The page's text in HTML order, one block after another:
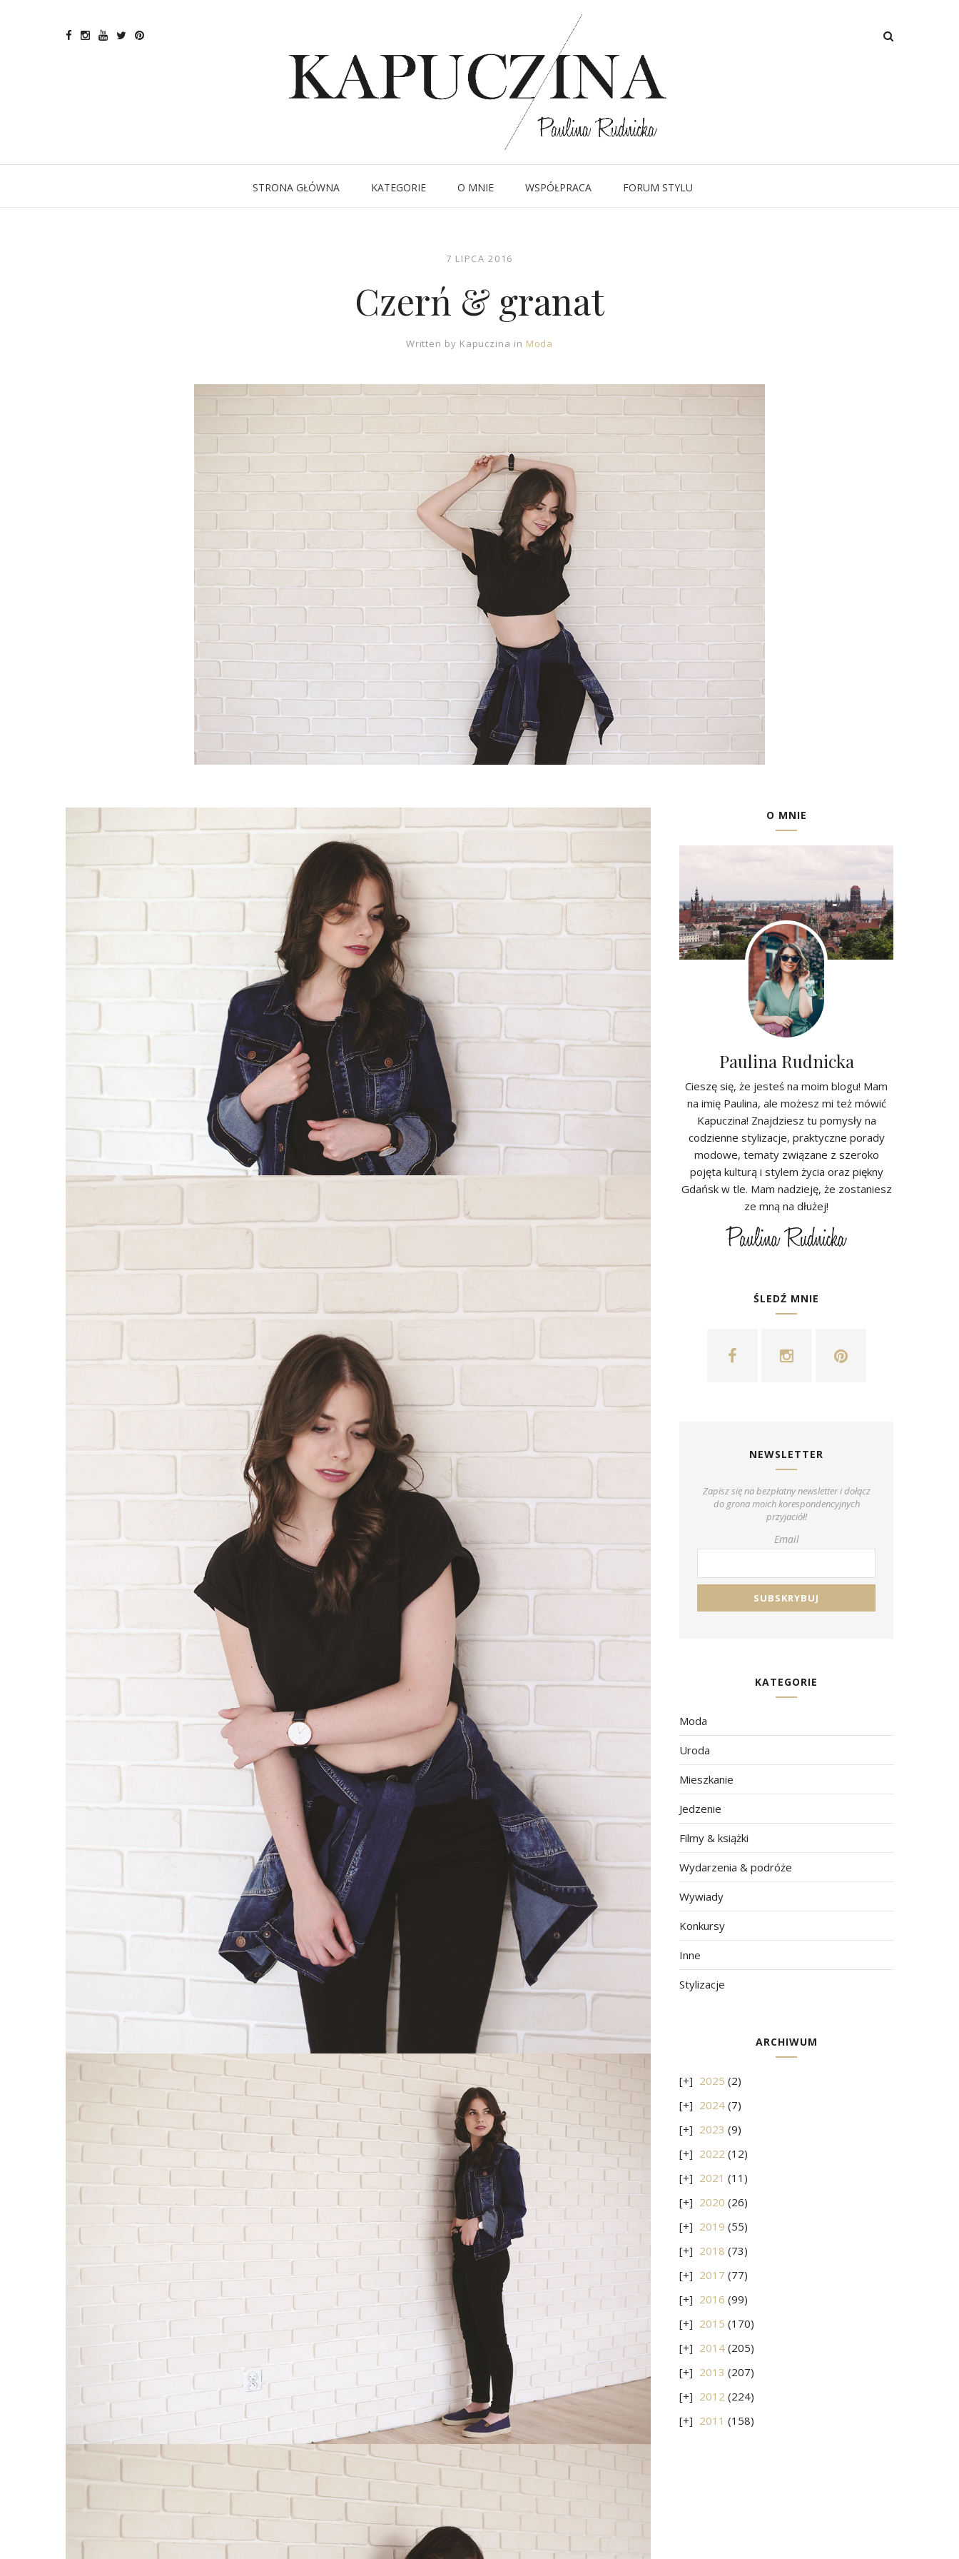
STRONA GŁÓWNA KATEGORIE O MNIE WSPÓŁPRACA FORUM STYLU
7 LIPCA 2016
Czerń & granat
Written by Kapuczina in Moda
O MNIE
Paulina Rudnicka
Cieszę się, że jesteś na moim blogu! Mam
na imię Paulina, ale możesz mi też mówić
Kapuczina! Znajdziesz tu pomysły na
codzienne stylizacje, praktyczne porady
modowe, tematy związane z szeroko
pojęta kulturą i stylem życia oraz piękny
Gdańsk w tle. Mam nadzieję, że zostaniesz
ze mną na dłużej!
ŚLEDŹ MNIE
NEWSLETTER
Zapisz się na bezpłatny newsletter i dołącz
do grona moich korespondencyjnych
przyjaciół!
Email
KATEGORIE
Moda
Uroda
Mieszkanie
Jedzenie
Filmy & książki
Wydarzenia & podróże
Wywiady
Konkursy
Inne
Stylizacje
ARCHIWUM
2025 (2)
2024 (7)
2023 (9)
2022 (12)
2021 (11)
2020 (26)
2019 (55)
2018 (73)
2017 (77)
2016 (99)
2015 (170)
2014 (205)
2013 (207)
2012 (224)
2011 (158)